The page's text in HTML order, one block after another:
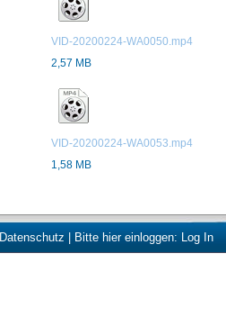
VID-20200224-WA0050.mp4
2,57 MB
VID-20200224-WA0053.mp4
1,58 MB
Datenschutz | Bitte hier einloggen: Log In